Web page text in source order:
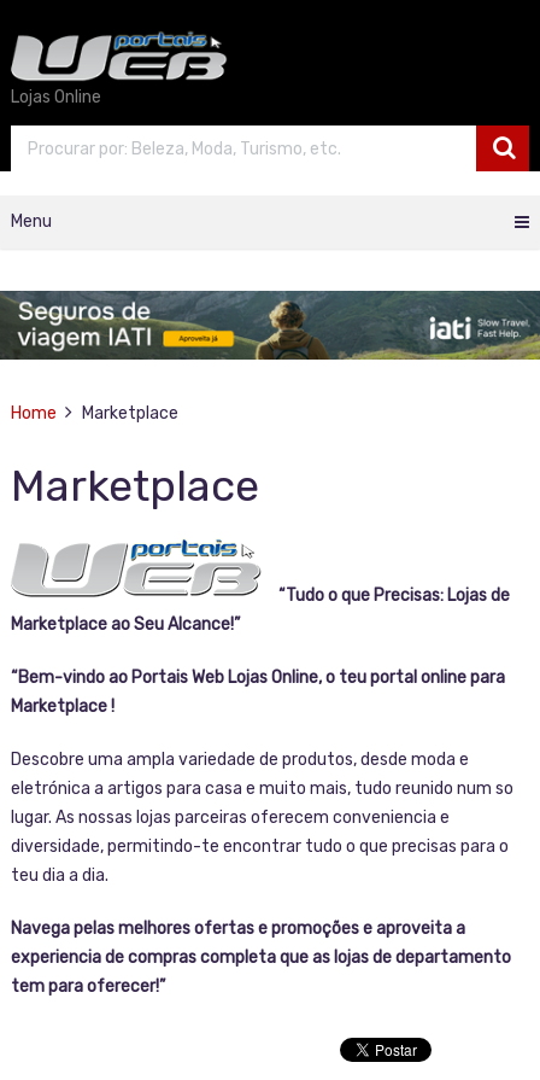
Lojas Online
Menu
Home Marketplace
Marketplace
“Tudo o que Precisas: Lojas de
Marketplace ao Seu Alcance!”
“Bem-vindo ao Portais Web Lojas Online, o teu portal online para
Marketplace !
Descobre uma ampla variedade de produtos, desde moda e
eletrónica a artigos para casa e muito mais, tudo reunido num so
lugar. As nossas lojas parceiras oferecem conveniencia e
diversidade, permitindo-te encontrar tudo o que precisas para o
teu dia a dia.
Navega pelas melhores ofertas e promoções e aproveita a
experiencia de compras completa que as lojas de departamento
tem para oferecer!”